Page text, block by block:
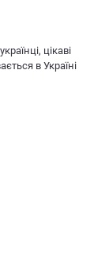
цікаві
в Україні